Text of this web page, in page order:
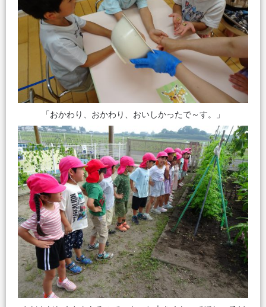
「おかわり、おかわり、おいしかったで～す。」